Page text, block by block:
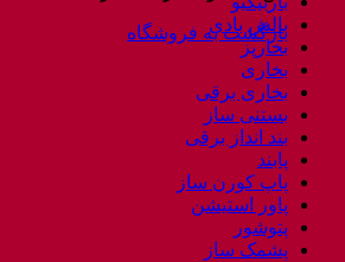
بازگشت به فروشگاه
بالش بادی
بخارپز
بخاری
بخاری برقی
بستنی ساز
بند انداز برقی
پابند
پاپ کورن ساز
پاور استیشن
پتوشور
پشمک ساز